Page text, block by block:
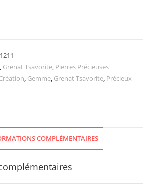
, Grenat Tsavorite, Pierres Précieuses
Création, Gemme, Grenat Tsavorite, Précieux
COMPLÉMENTAIRES